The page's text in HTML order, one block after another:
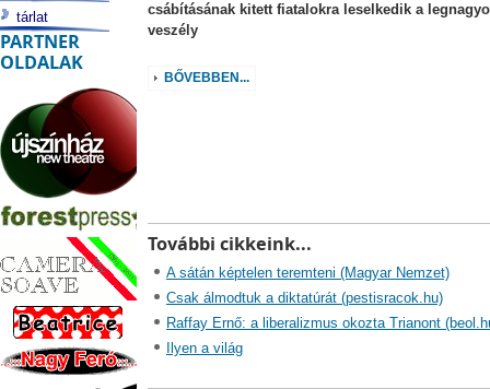
csábításának kitett fiatalokra leselkedik a
veszély
BŐVEBBEN...
További cikkeink...
A sátán képtelen teremteni (Magyar Nemzet)
Csak álmodtuk a diktatúrát (pestisracok.hu)
Raffay Ernő: a liberalizmus okozta Trianont
Ilyen a világ
tárlat
PARTNER
OLDALAK